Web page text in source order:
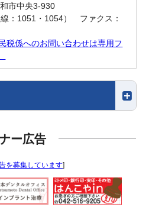
市中央3-930
：1051・1054） ファクス：
税係へのお問い合わせは専用フ
ー広告
を募集しています]